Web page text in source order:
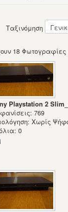
Ταξινόμηση
18
Playstation 2
769
Χωρίς
0